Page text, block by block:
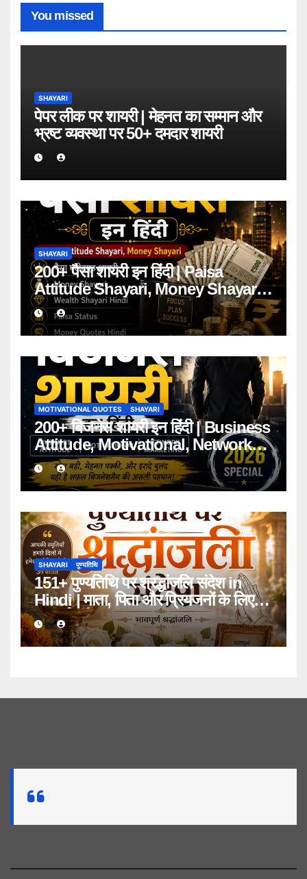
You missed
SHAYARI
पेपर लीक पर शायरी | मेहनत का सम्मान और
भ्रष्ट व्यवस्था पर 50+ दमदार शायरी
SHAYARI
200+ पैसा शायरी इन हिंदी | Paisa
Attitude Shayari, Money Shayari
2026
MOTIVATIONAL QUOTES SHAYARI
200+ बिजनेस शायरी इन हिंदी | Business
Attitude, Motivational, Network
Marketing Shayari 2026
SHAYARI पुण्यतिथि
151+ पुण्यतिथि पर श्रद्धांजलि संदेश in
Hindi | माता, पिता और प्रियजनों के लिए
भावपूर्ण संदेश